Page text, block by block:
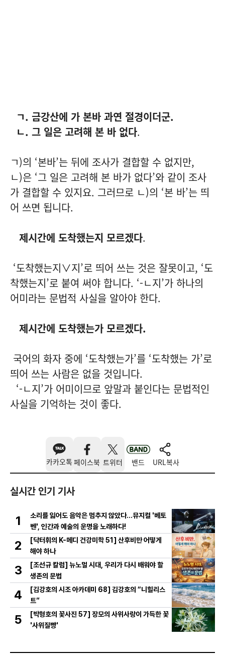
ㄱ. 금강산에 가 본바 과연 절경이더군.
ㄴ. 그 일은 고려해 본 바 없다.
ㄱ)의 ‘본바’는 뒤에 조사가 결합할 수 없지만,
ㄴ)은 ‘그 일은 고려해 본 바가 없다’와 같이 조사
가 결합할 수 있지요. 그러므로 ㄴ)의 ‘본 바’는 띄
어 쓰면 됩니다.
제시간에 도착했는지 모르겠다.
‘도착했는지∨지’로 띄어 쓰는 것은 잘못이고, ‘도
착했는지’로 붙여 써야 합니다. ‘-ㄴ지’가 하나의
어미라는 문법적 사실을 알아야 한다.
제시간에 도착했는가 모르겠다.
국어의 화자 중에 ‘도착했는가’를 ‘도착했는 가’로
띄어 쓰는 사람은 없을 것입니다.
‘-ㄴ지’가 어미이므로 앞말과 붙인다는 문법적인
사실을 기억하는 것이 좋다.
카카오톡 페이스북 트위터 밴드 URL복사
실시간 인기 기사
1
소리를 잃어도 음악은 멈추지 않았다…뮤지컬 '베토
벤', 인간과 예술의 운명을 노래하다!
2
[닥터휘의 K-메디 건강미학 51] 산후비만 어떻게
해야 하나
3
[조선규 칼럼] 뉴노멀 시대, 우리가 다시 배워야 할
생존의 문법
4
[김강호의 시조 아카데미 68] 김강호의 “니힐리스
트”
5
[박형호의 꽃사진 57] 장모의 사위사랑이 가득한 꽃
'사위질빵'